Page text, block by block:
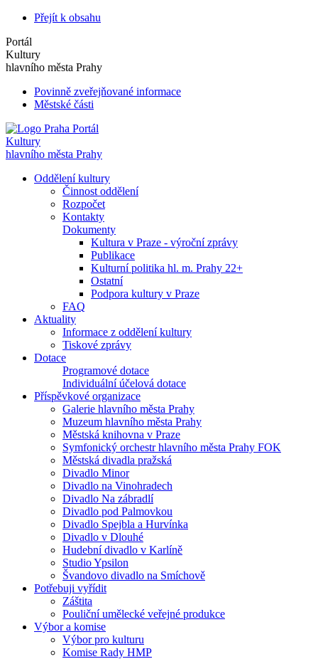
Přejít k obsahu
Portál
Kultury
hlavního města Prahy
Povinně zveřejňované informace
Městské části
Portál
Kultury
hlavního města Prahy
Oddělení kultury
Činnost oddělení
Rozpočet
Kontakty
Dokumenty
Kultura v Praze - výroční zprávy
Publikace
Kulturní politika hl. m. Prahy 22+
Ostatní
Podpora kultury v Praze
FAQ
Aktuality
Informace z oddělení kultury
Tiskové zprávy
Dotace
Programové dotace
Individuální účelová dotace
Příspěvkové organizace
Galerie hlavního města Prahy
Muzeum hlavního města Prahy
Městská knihovna v Praze
Symfonický orchestr hlavního města Prahy FOK
Městská divadla pražská
Divadlo Minor
Divadlo na Vinohradech
Divadlo Na zábradlí
Divadlo pod Palmovkou
Divadlo Spejbla a Hurvínka
Divadlo v Dlouhé
Hudební divadlo v Karlíně
Studio Ypsilon
Švandovo divadlo na Smíchově
Potřebuji vyřídit
Záštita
Pouliční umělecké veřejné produkce
Výbor a komise
Výbor pro kulturu
Komise Rady HMP